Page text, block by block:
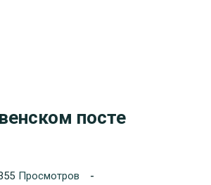
посте
Просмотров